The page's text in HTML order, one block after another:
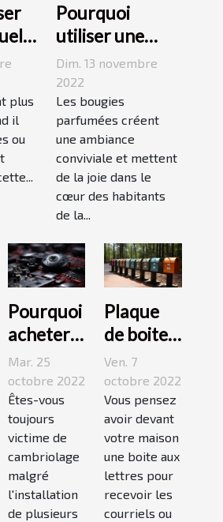
plus
il
ou
Pourquoi
utiliser une
bougie
parfumée?
Dim. 13 novembre
2022
Les bougies
parfumées créent
une ambiance
conviviale et mettent
de la joie dans le
cœur des habitants
de la...
Pourquoi
acheter
une
caméra
espion ?
Mar. 25
octobre 2022
Êtes-vous
toujours
victime de
cambriolage
malgré
l'installation
de plusieurs
Plaque
de boite
aux
lettres :3
conseils
pour bien
choisir un
bon
modèle
Ven. 7
octobre 2022
Vous pensez
avoir devant
votre maison
une boite aux
lettres pour
recevoir les
courriels ou